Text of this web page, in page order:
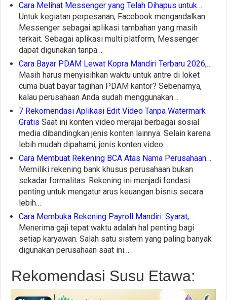
Cara Melihat Messenger yang Telah Dihapus untuk…
Untuk kegiatan perpesanan, Facebook mengandalkan
Messenger sebagai aplikasi tambahan yang masih
terkait. Sebagai aplikasi multi platform, Messenger
dapat digunakan tanpa…
Cara Bayar PDAM Lewat Kopra Mandiri Terbaru 2026,…
Masih harus menyisihkan waktu untuk antre di loket
cuma buat bayar tagihan PDAM kantor? Sebenarnya,
kalau perusahaan Anda sudah menggunakan…
7 Rekomendasi Aplikasi Edit Video Tanpa Watermark
Gratis Saat ini konten video merajai berbagai sosial
media dibandingkan jenis konten lainnya. Selain karena
lebih mudah dipahami, jenis konten video…
Cara Membuat Rekening BCA Atas Nama Perusahaan…
Memiliki rekening bank khusus perusahaan bukan
sekadar formalitas. Rekening ini menjadi fondasi
penting untuk mengatur arus keuangan bisnis secara
lebih…
Cara Membuka Rekening Payroll Mandiri: Syarat,…
Menerima gaji tepat waktu adalah hal penting bagi
setiap karyawan. Salah satu sistem yang paling banyak
digunakan perusahaan saat ini…
Rekomendasi Susu Etawa: